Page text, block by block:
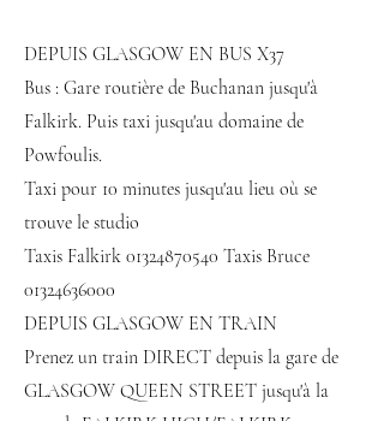
DEPUIS GLASGOW EN BUS X37
Bus : Gare routière de Buchanan jusqu'à
Falkirk. Puis taxi jusqu'au domaine de
Powfoulis.
Taxi pour 10 minutes jusqu'au lieu où se
trouve le studio
Taxis Falkirk 01324870540 Taxis Bruce
01324636000
DEPUIS GLASGOW EN TRAIN
Prenez un train DIRECT depuis la gare de
GLASGOW QUEEN STREET jusqu'à la